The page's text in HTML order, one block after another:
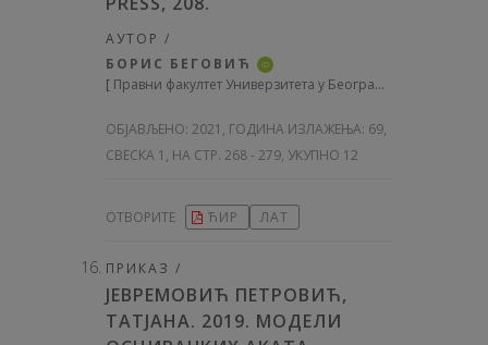
АУТОР /
БОРИС БЕГОВИЋ
iD
[ Правни факултет Универзитета у Београду, Србија
ОБЈАВЉЕНО: 2021, ГОДИНА ИЗЛАЖЕЊА: 69,
СВЕСКА 1, НА СТР. 268 - 279, УКУПНО 12
ОТВОРИТЕ ЋИР ЛАТ
ПРИКАЗ /
ЈЕВРЕМОВИЋ ПЕТРОВИЋ,
ТАТЈАНА. 2019. МОДЕЛИ